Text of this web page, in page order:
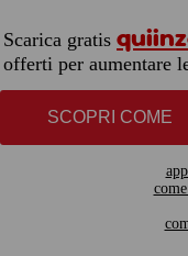
Scarica gratis
offerti per aumentare
SCOPRI COME